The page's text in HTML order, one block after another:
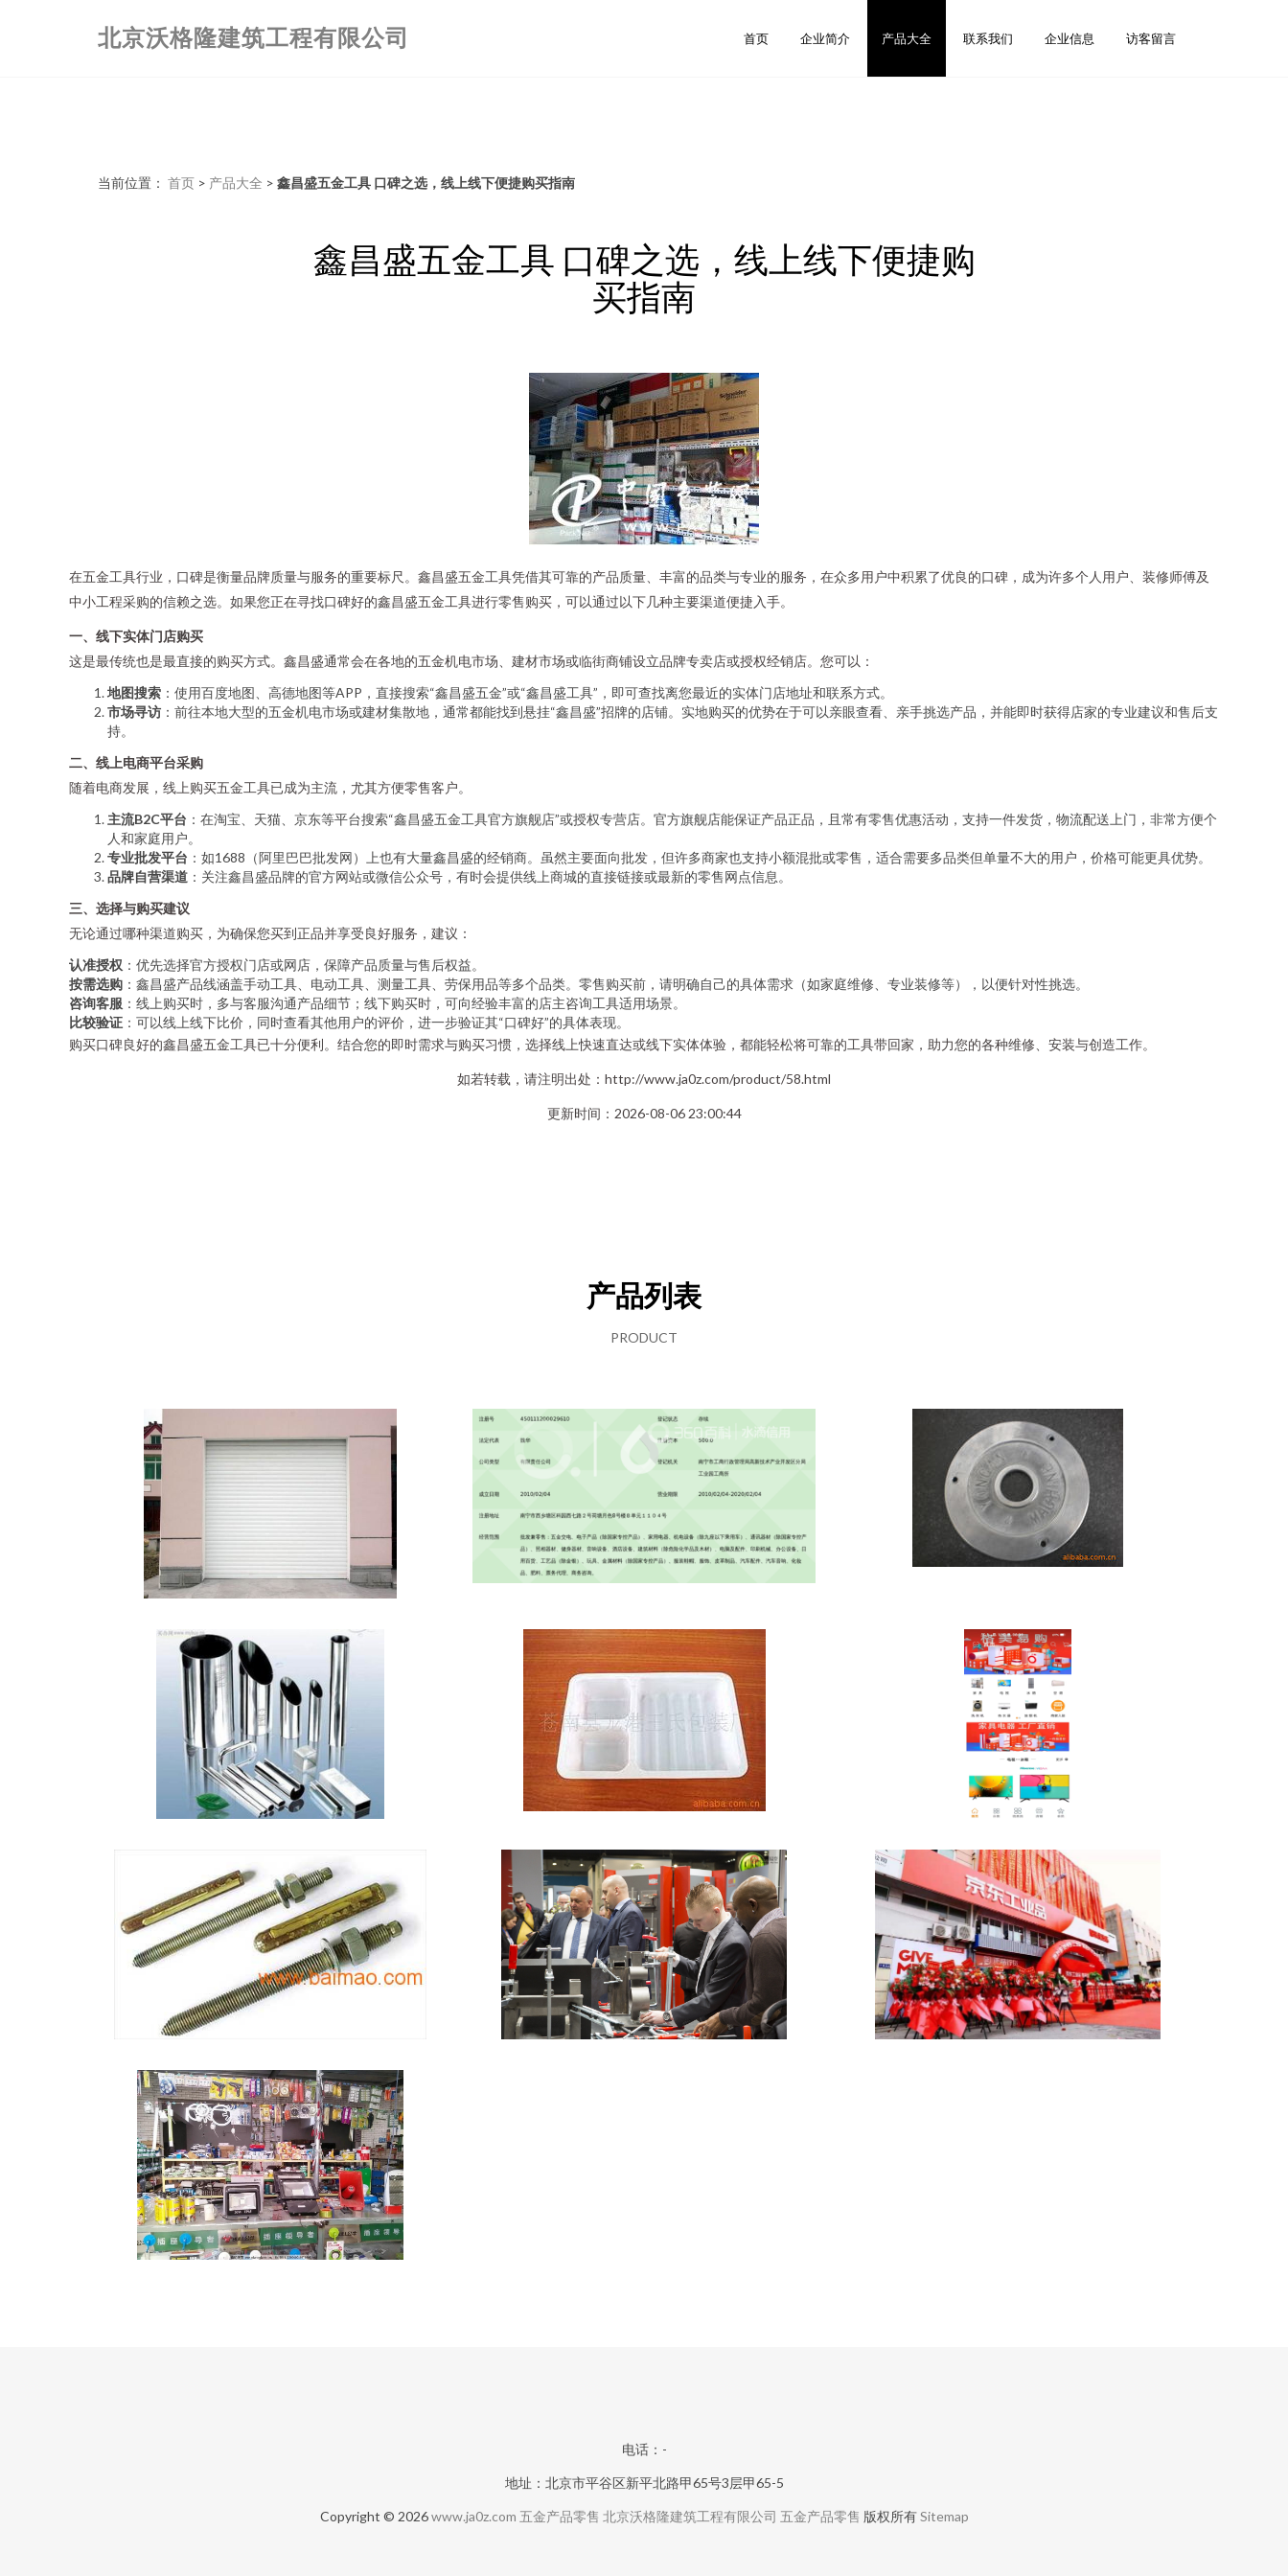
北京沃格隆建筑工程有限公司 首页 企业简介 产品大全 联系我们 企业信息 访客留言
当前位置： 首页 > 产品大全 > 鑫昌盛五金工具 口碑之选，线上线下便捷购买指南
鑫昌盛五金工具 口碑之选，线上线下便捷购
买指南
在五金工具行业，口碑是衡量品牌质量与服务的重要标尺。鑫昌盛五金工具凭借其可靠的产品质量、丰富的品类与专业的服务，在众多用户中积累了优良的口碑，成为许多个人用户、装修师傅及
中小工程采购的信赖之选。如果您正在寻找口碑好的鑫昌盛五金工具进行零售购买，可以通过以下几种主要渠道便捷入手。
一、线下实体门店购买
这是最传统也是最直接的购买方式。鑫昌盛通常会在各地的五金机电市场、建材市场或临街商铺设立品牌专卖店或授权经销店。您可以：
地图搜索 ：使用百度地图、高德地图等APP，直接搜索“鑫昌盛五金”或“鑫昌盛工具”，即可查找离您最近的实体门店地址和联系方式。
市场寻访 ：前往本地大型的五金机电市场或建材集散地，通常都能找到悬挂“鑫昌盛”招牌的店铺。实地购买的优势在于可以亲眼查看、亲手挑选产品，并能即时获得店家的专业建议和售后支
持。
二、线上电商平台采购
随着电商发展，线上购买五金工具已成为主流，尤其方便零售客户。
主流B2C平台 ：在淘宝、天猫、京东等平台搜索“鑫昌盛五金工具官方旗舰店”或授权专营店。官方旗舰店能保证产品正品，且常有零售优惠活动，支持一件发货，物流配送上门，非常方便个
人和家庭用户。
专业批发平台 ：如1688（阿里巴巴批发网）上也有大量鑫昌盛的经销商。虽然主要面向批发，但许多商家也支持小额混批或零售，适合需要多品类但单量不大的用户，价格可能更具优势。
品牌自营渠道 ：关注鑫昌盛品牌的官方网站或微信公众号，有时会提供线上商城的直接链接或最新的零售网点信息。
三、选择与购买建议
无论通过哪种渠道购买，为确保您买到正品并享受良好服务，建议：
认准授权 ：优先选择官方授权门店或网店，保障产品质量与售后权益。
按需选购 ：鑫昌盛产品线涵盖手动工具、电动工具、测量工具、劳保用品等多个品类。零售购买前，请明确自己的具体需求（如家庭维修、专业装修等），以便针对性挑选。
咨询客服 ：线上购买时，多与客服沟通产品细节；线下购买时，可向经验丰富的店主咨询工具适用场景。
比较验证 ：可以线上线下比价，同时查看其他用户的评价，进一步验证其“口碑好”的具体表现。
购买口碑良好的鑫昌盛五金工具已十分便利。结合您的即时需求与购买习惯，选择线上快速直达或线下实体体验，都能轻松将可靠的工具带回家，助力您的各种维修、安装与创造工作。
如若转载，请注明出处：http://www.ja0z.com/product/58.html
更新时间：2026-08-06 23:00:44
产品列表
PRODUCT
电话：-
地址：北京市平谷区新平北路甲65号3层甲65-5
Copyright © 2026www.ja0z.com 五金产品零售 北京沃格隆建筑工程有限公司 五金产品零售 版权所有Sitemap